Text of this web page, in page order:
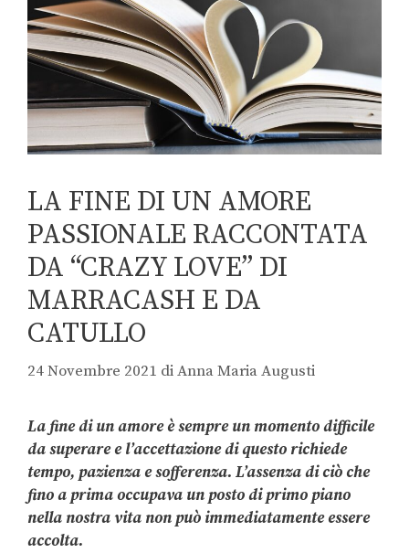
LA FINE DI UN AMORE
PASSIONALE RACCONTATA
DA “CRAZY LOVE” DI
MARRACASH E DA
CATULLO
24 Novembre 2021 diAnna Maria Augusti
La fine di un amore è sempre un momento difficile
da superare e l’accettazione di questo richiede
tempo, pazienza e sofferenza. L’assenza di ciò che
fino a prima occupava un posto di primo piano
nella nostra vita non può immediatamente essere
accolta.